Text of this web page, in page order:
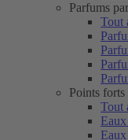
Parfums
Tout
Points forts
Tout